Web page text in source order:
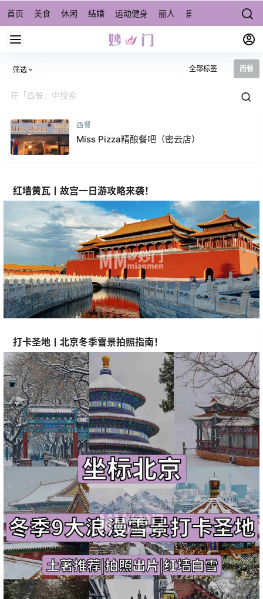
首页 美食 休闲 结婚 运动健身 丽人 景点/周边游 宠物
筛选 全部标签 西餐
西餐
Miss Pizza精酿餐吧（密云店）
红墙黄瓦丨故宫一日游攻略来袭！
打卡圣地丨北京冬季雪景拍照指南！